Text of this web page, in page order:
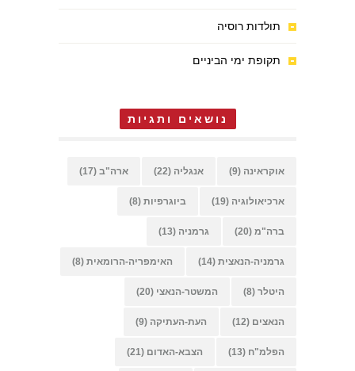
תולדות רוסיה
תקופת ימי הביניים
נושאים ותגיות
אוקראינה (9) אנגליה (22) ארה"ב (17)
ארכיאולוגיה (19) ביוגרפיות (8)
ברה"מ (20) גרמניה (13)
גרמניה-הנאצית (14) האימפריה-הרומאית (8)
היטלר (8) המשטר-הנאצי (20)
הנאצים (12) העת-העתיקה (9)
הפלמ"ח (13) הצבא-האדום (21)